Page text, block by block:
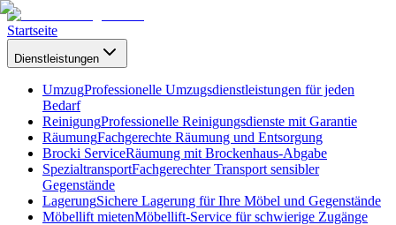
Startseite
Dienstleistungen
UmzugProfessionelle Umzugsdienstleistungen für jeden
Bedarf
ReinigungProfessionelle Reinigungsdienste mit Garantie
RäumungFachgerechte Räumung und Entsorgung
Brocki ServiceRäumung mit Brockenhaus-Abgabe
SpezialtransportFachgerechter Transport sensibler
Gegenstände
LagerungSichere Lagerung für Ihre Möbel und Gegenstände
Möbellift mietenMöbellift-Service für schwierige Zugänge